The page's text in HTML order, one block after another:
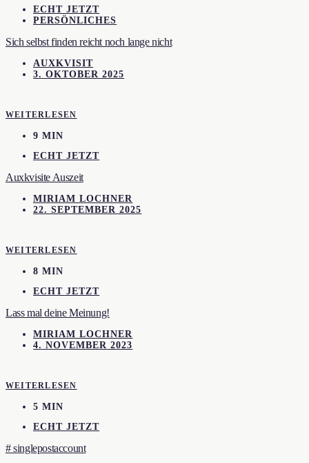
ECHT JETZT
PERSÖNLICHES
Sich selbst finden reicht noch lange nicht
AUXKVISIT
3. OKTOBER 2025
WEITERLESEN
9 MIN
ECHT JETZT
Auxkvisite Auszeit
MIRIAM LOCHNER
22. SEPTEMBER 2025
WEITERLESEN
8 MIN
ECHT JETZT
Lass mal deine Meinung!
MIRIAM LOCHNER
4. NOVEMBER 2023
WEITERLESEN
5 MIN
ECHT JETZT
# singlepostaccount